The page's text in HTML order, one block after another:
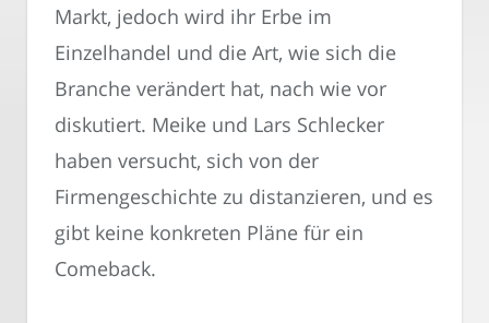
Markt, jedoch wird ihr Erbe im
Einzelhandel und die Art, wie sich die
Branche verändert hat, nach wie vor
diskutiert. Meike und Lars Schlecker
haben versucht, sich von der
Firmengeschichte zu distanzieren, und es
gibt keine konkreten Pläne für ein
Comeback.